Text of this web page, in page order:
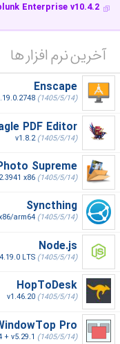
Enterprise v10.4.2
آخرین نرم افزار ها
Enscape
(1405/5/14)
PDF Editor
v1.8.2(1405/5/14)
Supreme
x86 (1405/5/14)
Syncthing
arm64 (1405/5/14)
Node.js
LTS (1405/5/14)
HopToDesk
v1.46.20 (1405/5/14)
Pro
+ v5.29.1 (1405/5/14)